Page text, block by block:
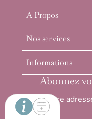
A Propos
Nos services
Informations
Abonnez